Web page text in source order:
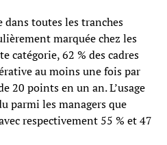
toutes les tranches
marquée chez les
catégorie, 62 % des cadres
au moins une fois par
20 points en un an. L’usage
parmi les managers que
respectivement 55 % et 47